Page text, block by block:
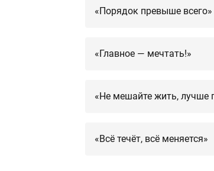
«Порядок превыше всего»
«Главное — мечтать!»
«Не мешайте жить, лучше
«Всё течёт, всё меняется»